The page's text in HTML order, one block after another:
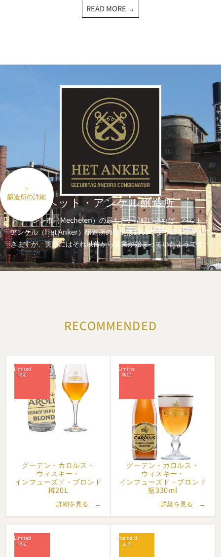
READ MORE →
ヘット・ アンケル醸造所
メッヘレン市（Mechelen）の最も古い記録によれば、ヘット・
アンケル（Het Anker）醸造所の歴史は1369年まで遡ることがで
きますが、実際にはそれ以前から操業が始まっていたようです。
このため、現在も操業している醸造所としてはヘット・アンケル
がベルギーで最も古いものと言えるでしょう。
１９９０年代の終わりには同ファミリー出身の５代目当主である
建物の修復にとりかかりました。シャルレ・レクレのもと、醸造
所は地域社会との強い関係もあって完全に復活しました。 地域住
民を表すニックネーム「マーネブリュッセル」をそのまま名付け
たビールを開発し、それがとても高い人気を集め、シティビール
になりました。
醸造所は1999年に拡張され、敷地内に三つ星ホテルも建てられま
した。「醸造所内にあるホテル」というコンセプトは国内でここ
その後もレストランをリニューアルし、2010年にはウィスキー蒸
留所（DistilleryDe Molenberg）を含む17世紀から続く家族経営
の農場を買収しました。
さらに2019年には地元の教会を購入、地ビールの醸造所や地元の
コミュニティの場にしました。 2019年の生産量は約45,000ヘク
デン・カロルス」（Gouden Carolus）は、ベルギーの最も古い
+
醸造所の詳細
RECOMMENDED
グーデン・ カロルス・
ウィスキー・
インフューズド・ ブロンド
樽20L
詳細を見る →
グーデン・ カロルス・
ウィスキー・
インフューズド・ ブロンド
瓶330ml
詳細を見る →